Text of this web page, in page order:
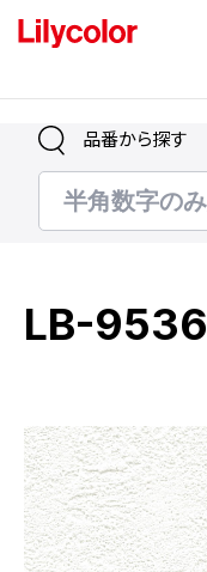
ログイン・新規会員登録
お気に入り
商品を探す
商品を探す トップ
壁紙
カーテン
カタログ一覧
品番から探す
LB-9536